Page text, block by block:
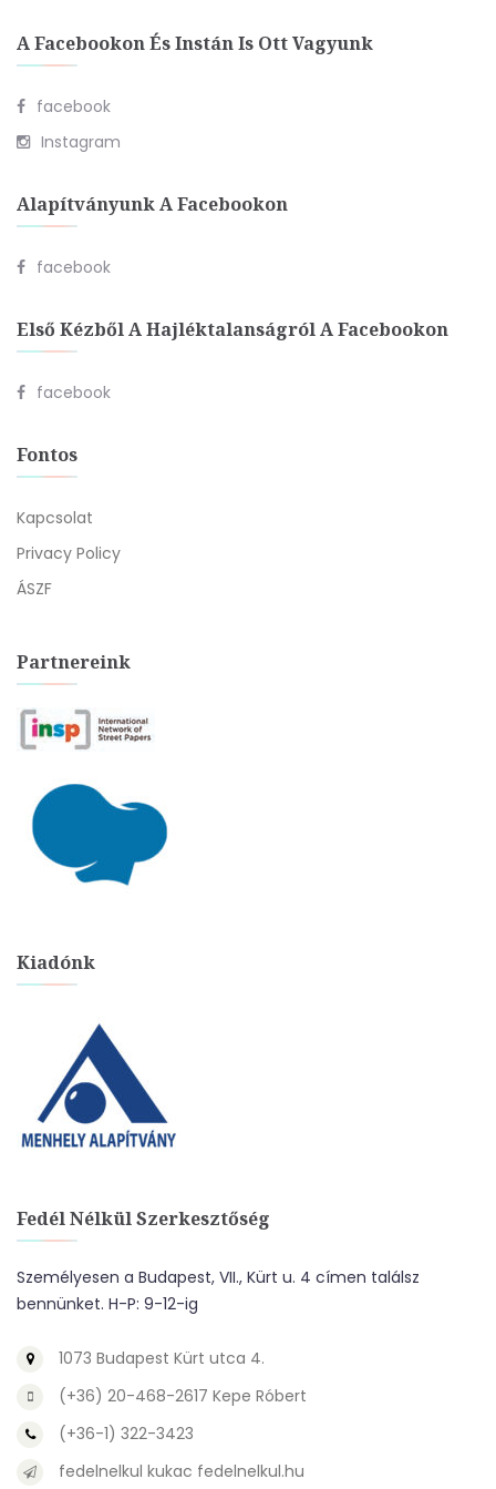
A Facebookon És Instán Is Ott Vagyunk
facebook
Instagram
Alapítványunk A Facebookon
facebook
Első Kézből A Hajléktalanságról A Facebookon
facebook
Fontos
Kapcsolat
Privacy Policy
ÁSZF
Partnereink
Kiadónk
Fedél Nélkül Szerkesztőség
Személyesen a Budapest, VII., Kürt u. 4 címen találsz
bennünket. H-P: 9-12-ig
1073 Budapest Kürt utca 4.
(+36) 20-468-2617 Kepe Róbert
(+36-1) 322-3423
fedelnelkul kukac fedelnelkul.hu